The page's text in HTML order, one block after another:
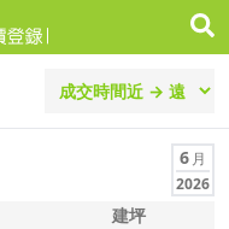
6 月
2026
建坪